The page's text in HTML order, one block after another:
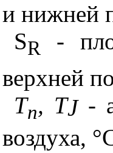
и нижней
SR
-
верхней
Tn, TJ-
воздуха,